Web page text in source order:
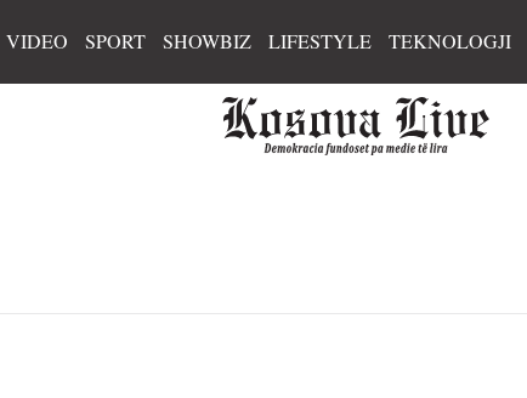
VIDEO SPORT SHOWBIZ LIFESTYLE TEKNOLOGJI